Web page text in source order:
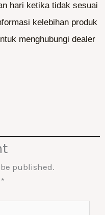
hari ketika tidak sesuai
kelebihan produk
menghubungi dealer
published.
*